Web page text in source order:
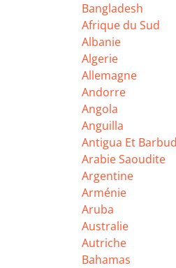
Bangladesh
Afrique du Sud
Albanie
Algerie
Allemagne
Andorre
Angola
Anguilla
Antigua Et
Arabie Saoudite
Argentine
Arménie
Aruba
Australie
Autriche
Bahamas